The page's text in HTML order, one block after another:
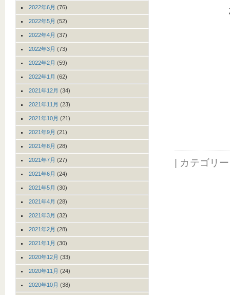
| カテゴリ
2022年6月 (76)
2022年5月 (52)
2022年4月 (37)
2022年3月 (73)
2022年2月 (59)
2022年1月 (62)
2021年12月 (34)
2021年11月 (23)
2021年10月 (21)
2021年9月 (21)
2021年8月 (28)
2021年7月 (27)
2021年6月 (24)
2021年5月 (30)
2021年4月 (28)
2021年3月 (32)
2021年2月 (28)
2021年1月 (30)
2020年12月 (33)
2020年11月 (24)
2020年10月 (38)